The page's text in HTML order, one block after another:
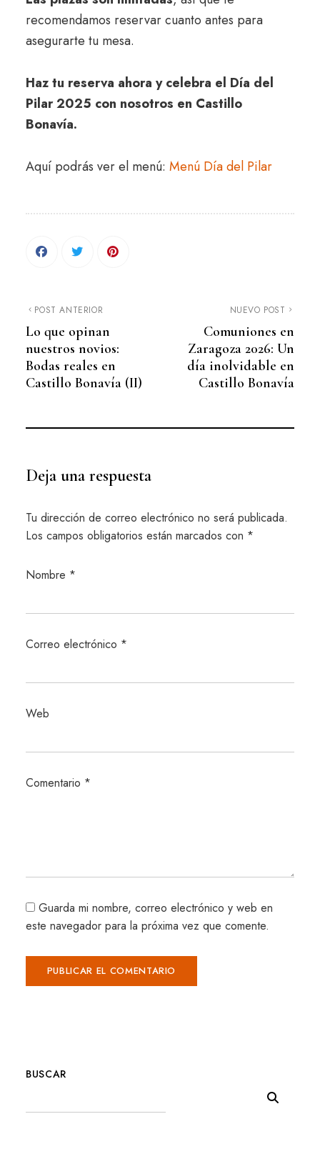
recomendamos reservar cuanto antes para
asegurarte tu mesa.
Haz tu reserva ahora y celebra el Día del
Pilar 2025 con nosotros en Castillo
Bonavía.
Aquí podrás ver el menú: Menú Día del Pilar
POST ANTERIOR
Lo que opinan
nuestros novios:
Bodas reales en
Castillo Bonavía (II)
NUEVO POST
Comuniones en
Zaragoza 2026: Un
día inolvidable en
Castillo Bonavía
Deja una respuesta
Tu dirección de correo electrónico no será publicada.
Los campos obligatorios están marcados con *
Nombre *
Correo electrónico *
Web
Comentario *
Guarda mi nombre, correo electrónico y web en
este navegador para la próxima vez que comente.
BUSCAR